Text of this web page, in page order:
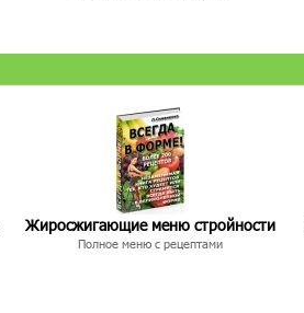
Жиросжигающие меню стройности
Полное меню с рецептами